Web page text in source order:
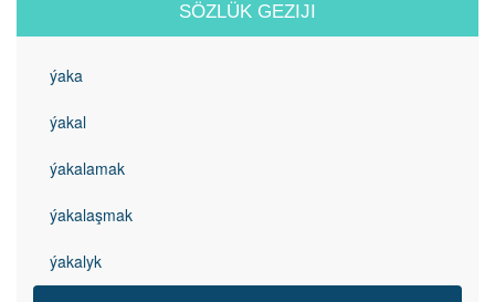
SÖZLÜK GEZIJI
ýaka
ýakal
ýakalamak
ýakalaşmak
ýakalyk